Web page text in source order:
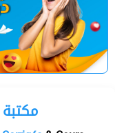
Librairie Devoir.TN مكتبة